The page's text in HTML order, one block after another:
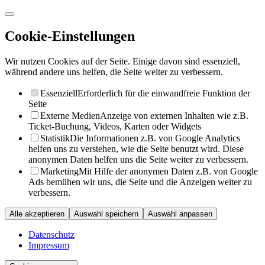
Cookie-Einstellungen
Wir nutzen Cookies auf der Seite. Einige davon sind essenziell,
während andere uns helfen, die Seite weiter zu verbessern.
EssenziellErforderlich für die einwandfreie Funktion der
Seite
Externe MedienAnzeige von externen Inhalten wie z.B.
Ticket-Buchung, Videos, Karten oder Widgets
StatistikDie Informationen z.B. von Google Analytics
helfen uns zu verstehen, wie die Seite benutzt wird. Diese
anonymen Daten helfen uns die Seite weiter zu verbessern.
MarketingMit Hilfe der anonymen Daten z.B. von Google
Ads bemühen wir uns, die Seite und die Anzeigen weiter zu
verbessern.
Alle akzeptieren Auswahl speichern Auswahl anpassen
Datenschutz
Impressum